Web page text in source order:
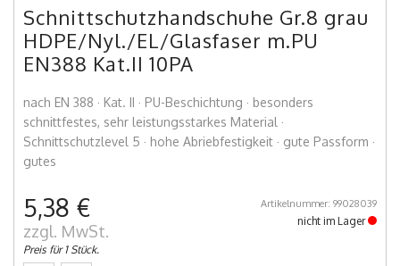
Schnittschutzhandschuhe Gr.8 grau
HDPE/Nyl./EL/Glasfaser m.PU
EN388 Kat.II 10PA
nach EN 388 · Kat. II · PU-Beschichtung · besonders
schnittfestes, sehr leistungsstarkes Material ·
Schnittschutzlevel 5 · hohe Abriebfestigkeit · gute Passform ·
gutes
5,38 €
zzgl. MwSt.
Preis für 1 Stück.
Artikelnummer: 99028039
nicht im Lager